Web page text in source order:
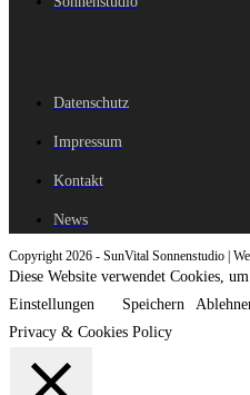
Datenschutz
Impressum
Kontakt
News
Copyright 2026 - SunVital Sonnenstudio |
Diese Website verwendet Cookies,
Einstellungen
Speichern
Privacy & Cookies Policy